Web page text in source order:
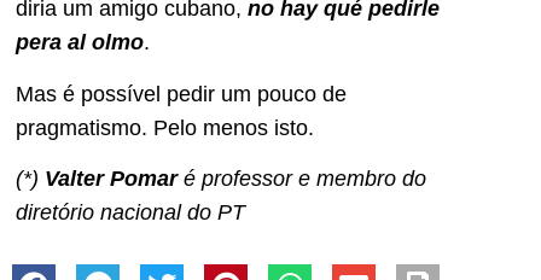
diria um amigo cubano, no hay qué pedirle
pera al olmo.
Mas é possível pedir um pouco de
pragmatismo. Pelo menos isto.
(*) Valter Pomaré professor e membro do
diretório nacional do PT